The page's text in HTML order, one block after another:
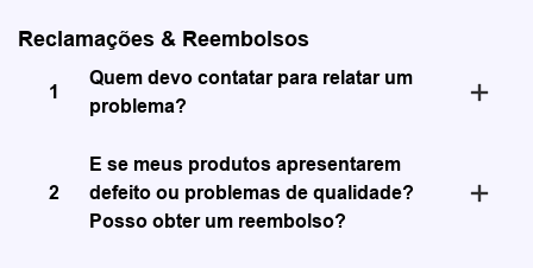
Reclamações & Reembolsos
1
Quem devo contatar para relatar um
problema?
2
E se meus produtos apresentarem
defeito ou problemas de qualidade?
Posso obter um reembolso?